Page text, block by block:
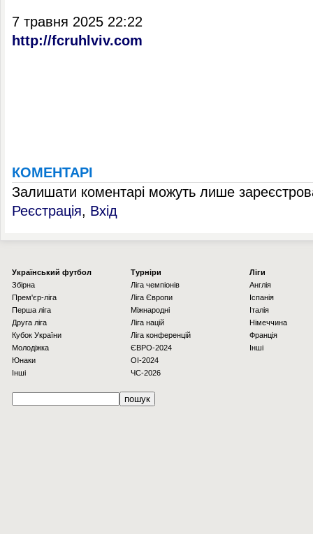
7 травня 2025 22:22
http://fcruhlviv.com
КОМЕНТАРІ
Залишати коментарі можуть лише
Реєстрація, Вхід
Українcький футбол
Збірна
Прем'єр-ліга
Перша ліга
Друга ліга
Кубок України
Молодіжка
Юнаки
Інші
Турніри
Ліга чемпіонів
Ліга Європи
Міжнародні
Ліга націй
Ліга конференцій
ЄВРО-2024
OI-2024
ЧС-2026
Ліги
Англія
Іспанія
Італія
Німеччина
Франція
Інші